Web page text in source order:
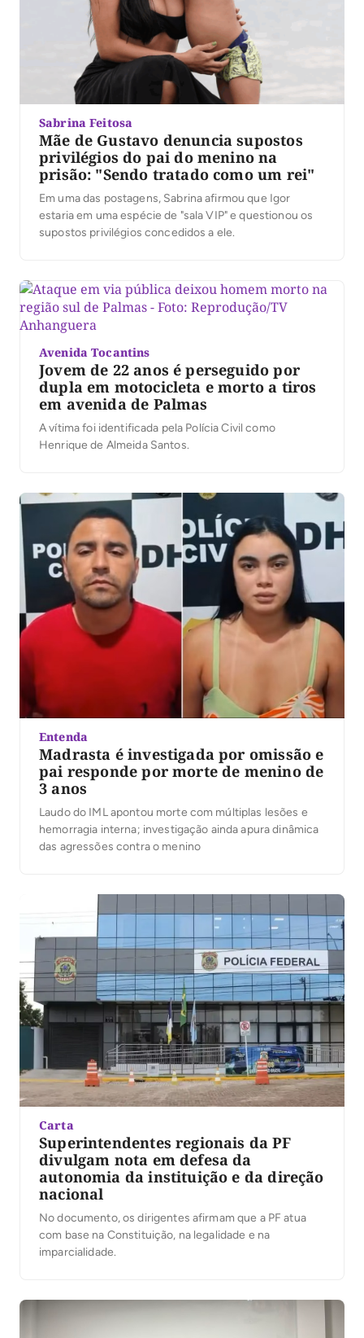
Sabrina Feitosa
Mãe de Gustavo denuncia supostos
privilégios do pai do menino na
prisão: "Sendo tratado como um rei"
Em uma das postagens, Sabrina afirmou que Igor
estaria em uma espécie de "sala VIP" e questionou os
supostos privilégios concedidos a ele.
Avenida Tocantins
Jovem de 22 anos é perseguido por
dupla em motocicleta e morto a tiros
em avenida de Palmas
A vítima foi identificada pela Polícia Civil como
Henrique de Almeida Santos.
Entenda
Madrasta é investigada por omissão e
pai responde por morte de menino de
3 anos
Laudo do IML apontou morte com múltiplas lesões e
hemorragia interna; investigação ainda apura dinâmica
das agressões contra o menino
Carta
Superintendentes regionais da PF
divulgam nota em defesa da
autonomia da instituição e da direção
nacional
No documento, os dirigentes afirmam que a PF atua
com base na Constituição, na legalidade e na
imparcialidade.